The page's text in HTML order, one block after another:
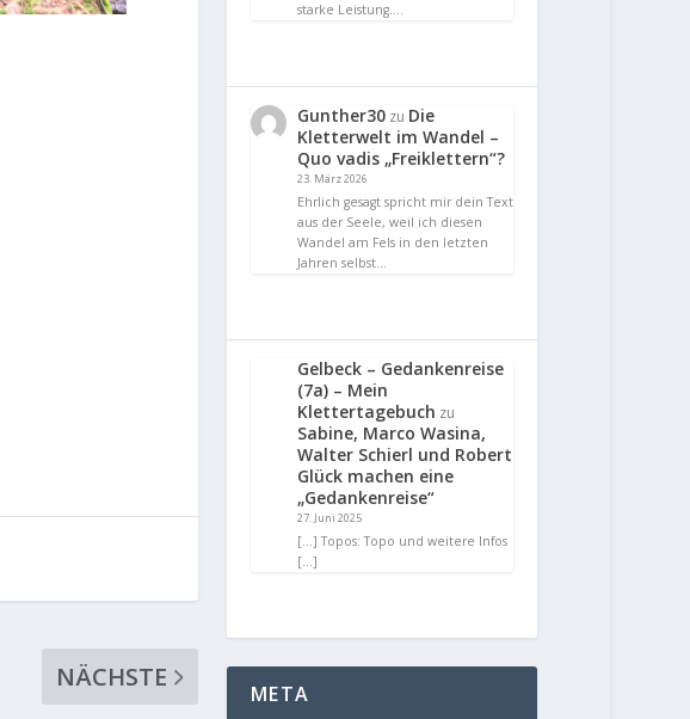
NÄCHSTE
starke Leistung.…
Gunther30 zu Die
Kletterwelt im Wandel –
Quo vadis „Freiklettern“?
23. März 2026
Ehrlich gesagt spricht mir dein Text
aus der Seele, weil ich diesen
Wandel am Fels in den letzten
Jahren selbst…
Gelbeck – Gedankenreise
(7a) – Mein
Klettertagebuch zu
Sabine, Marco Wasina,
Walter Schierl und Robert
Glück machen eine
„Gedankenreise“
27. Juni 2025
[…] Topos: Topo und weitere Infos
[…]
META